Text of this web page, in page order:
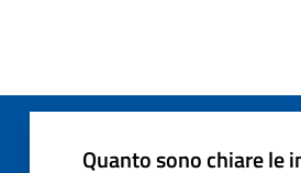
Quanto sono chiare le